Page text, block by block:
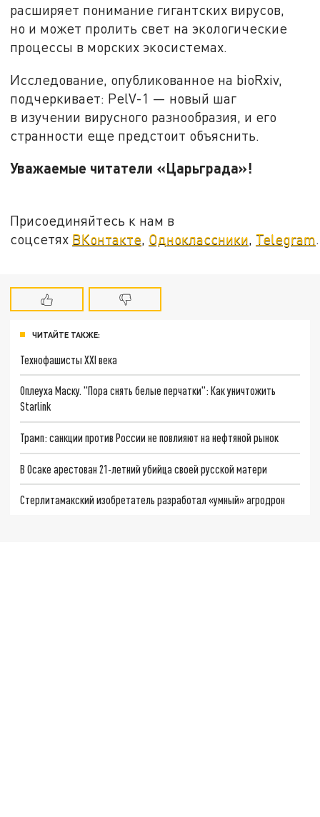
расширяет понимание гигантских вирусов,
но и может пролить свет на экологические
процессы в морских экосистемах.
Исследование, опубликованное на bioRxiv,
подчеркивает: PelV-1 — новый шаг
в изучении вирусного разнообразия, и его
странности еще предстоит объяснить.
Уважаемые читатели «Царьграда»!
Присоединяйтесь к нам в
соцсетях ВКонтакте, Одноклассники, Telegram.
ЧИТАЙТЕ ТАКЖЕ:
Технофашисты XXI века
Оплеуха Маску. "Пора снять белые перчатки": Как уничтожить
Starlink
Трамп: санкции против России не повлияют на нефтяной рынок
В Осаке арестован 21-летний убийца своей русской матери
Стерлитамакский изобретатель разработал «умный» агродрон